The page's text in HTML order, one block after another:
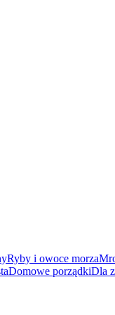
Ryby i owoce morza
Domowe porządkiDla